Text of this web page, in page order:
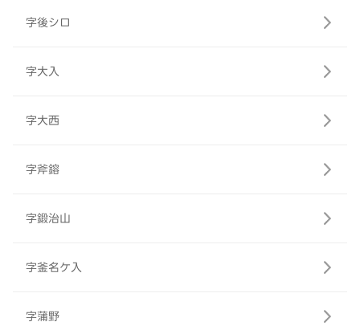
字後シロ
字大入
字大西
字斧鎔
字鍛治山
字釜名ケ入
字蒲野